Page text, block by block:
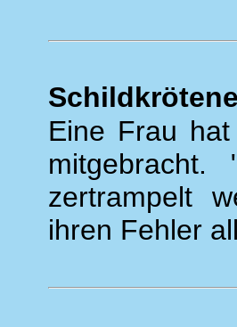
Eine Frau
zertrampelt
ihren Fehler